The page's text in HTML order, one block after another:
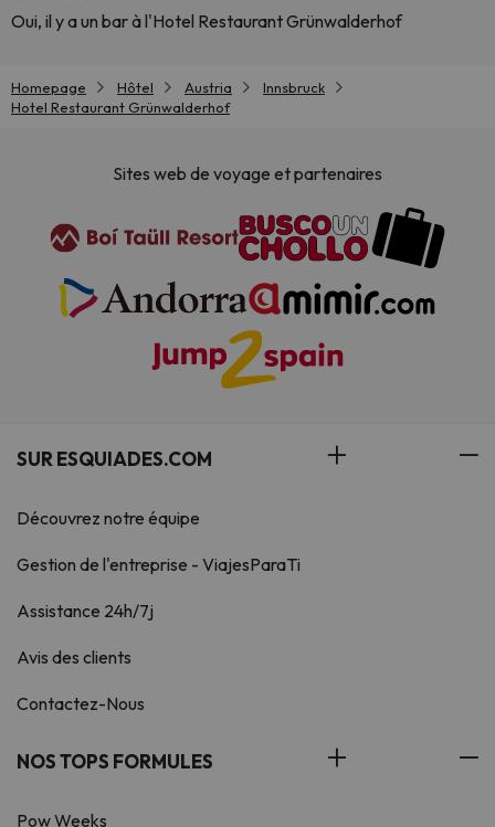
Oui, il y a un bar à l'Hotel Restaurant Grünwalderhof
Homepage Hôtel Austria
Innsbruck
Hotel Restaurant Grünwalderhof
Sites web de voyage et partenaires
SUR ESQUIADES.COM
Découvrez notre équipe
Gestion de l'entreprise - ViajesParaTi
Assistance 24h/7j
Avis des clients
Contactez-Nous
NOS TOPS FORMULES
Pow Weeks